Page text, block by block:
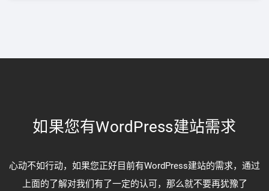
如果您有WordPress建站需求
心动不如行动，如果您正好目前有WordPress建站的需求，通过
上面的了解对我们有了一定的认可，那么就不要再犹豫了